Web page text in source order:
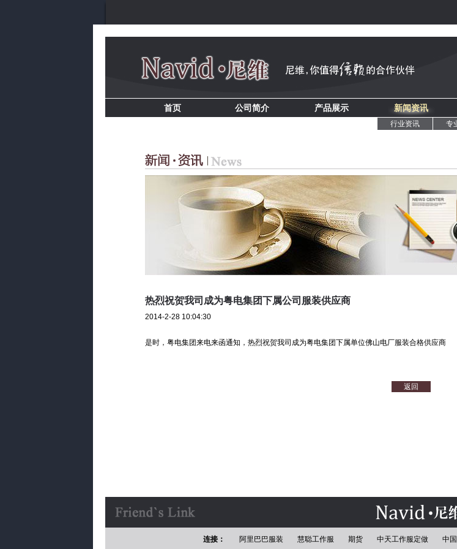
首页 公司简介 产品展示 新闻资讯
行业资讯 专
热烈祝贺我司成为粤电集团下属公司服装供应商
2014-2-28 10:04:30
是时，粤电集团来电来函通知，热烈祝贺我司成为粤电集团下属单位佛山电厂服装合格供应商
返回
连接： 阿里巴巴服装 慧聪工作服 期货 中天工作服定做 中